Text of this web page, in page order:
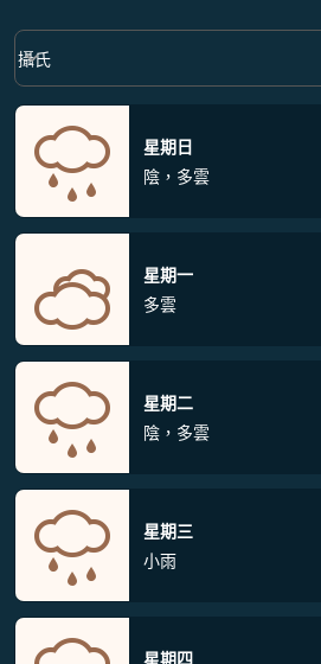
Weather unit option 攝氏 Selected
攝氏
keyboard_arrow_down
星期日
陰，多雲
星期一
多雲
星期二
陰，多雲
星期三
小雨
星期四